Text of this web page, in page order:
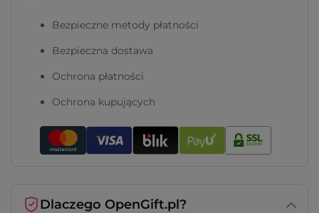
Bezpieczne metody płatności
Bezpieczna dostawa
Ochrona płatności
Ochrona kupujących
Dlaczego OpenGift.pl?